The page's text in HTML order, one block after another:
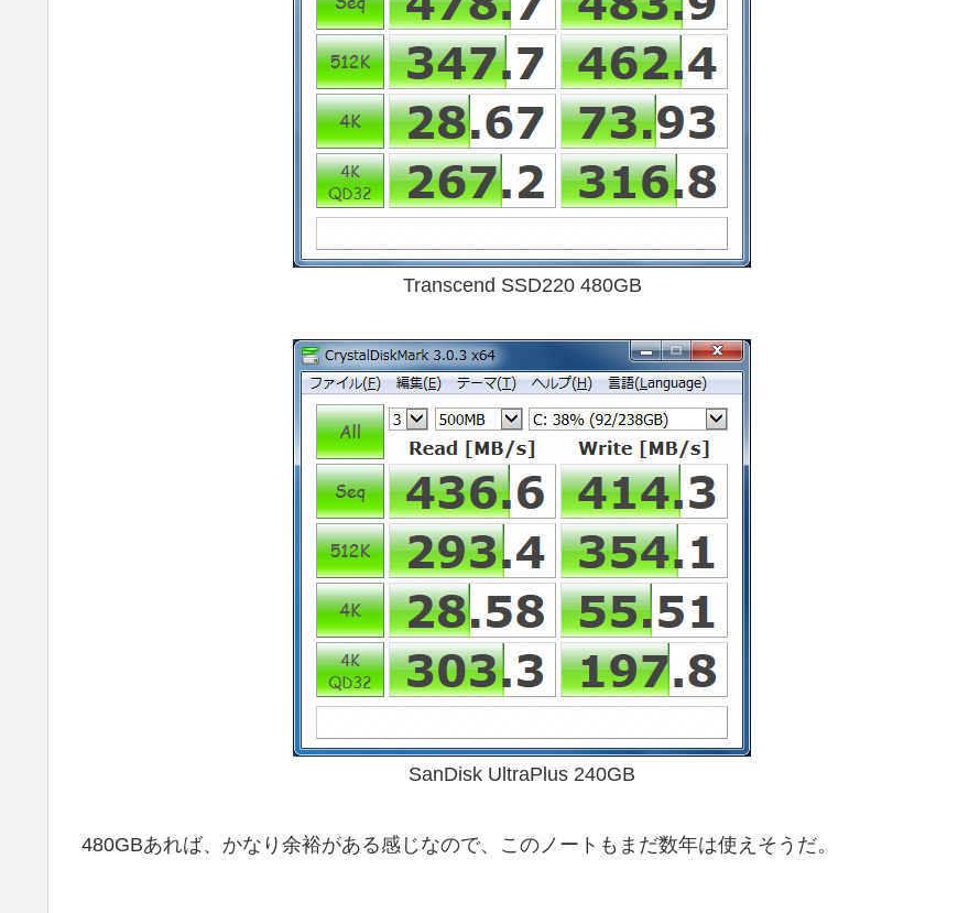
Transcend SSD220 480GB
SanDisk UltraPlus 240GB
480GBあれば、かなり余裕がある感じなので、このノートもまだ数年は使えそうだ。